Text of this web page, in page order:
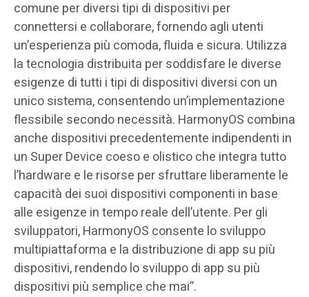
comune per diversi tipi di dispositivi per
connettersi e collaborare, fornendo agli utenti
un’esperienza più comoda, fluida e sicura. Utilizza
la tecnologia distribuita per soddisfare le diverse
esigenze di tutti i tipi di dispositivi diversi con un
unico sistema, consentendo un’implementazione
flessibile secondo necessità. HarmonyOS combina
anche dispositivi precedentemente indipendenti in
un Super Device coeso e olistico che integra tutto
l’hardware e le risorse per sfruttare liberamente le
capacità dei suoi dispositivi componenti in base
alle esigenze in tempo reale dell’utente. Per gli
sviluppatori, HarmonyOS consente lo sviluppo
multipiattaforma e la distribuzione di app su più
dispositivi, rendendo lo sviluppo di app su più
dispositivi più semplice che mai”.